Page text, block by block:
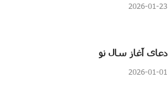
2026-01-23
دعای آغاز سال نو
2026-01-01